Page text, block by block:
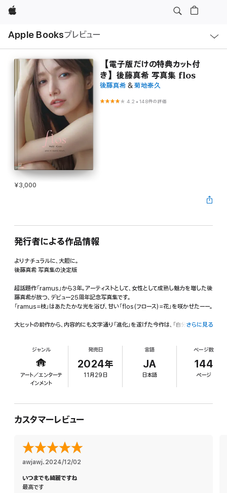
Apple
Apple Booksプレビュー
ル
【電子版だけの特典カット付
き】後藤真希 写真集 flos
後藤真希 &菊地泰久
4.2 •148件の評価
¥3,000
発行者による作品情報
よりナチュラルに、大胆に。
後藤真希 写真集の決定版
超話題作「ramus」から3年。アーティストとして、女性として成熟し魅力を増した後
藤真希が放つ、デビュー25周年記念写真集です。
「ramus=枝」はあたたかな光を浴び、甘い「flos(フロース)=花」を咲かせたーー。
大ヒットの前作から、内容的にも文字通り「進化」を遂げた今作は、「自分自身をほ
冬の山形では雪と戯れる無邪気な様子や、温泉のぬくもりにうっとりと微笑みを浮
かべる姿、朝の光のなか眠そうにこちらを見つめる浴衣をまとった後藤真希を。済
州島では海辺で、ベッドルームで、そして夜のプールでしなやかな肢体を解き放ち、
「ありのままの自分」を感じながら夏のひとときを楽しむ姿を。ヌーディーな世界に
「よりナチュラルに、より大胆に表現できた」
そう本人が語るこの写真集には、女性ファンもトリコにする透明感に満ちた「ゴマキ
らに解放的になった後藤真希の魅力に、ページをめくるたびに思わずハッとときめ
きを感じる一冊となっています。
チュラルなムードで、美しくセンシュアルな姿を披露した後藤真希。記念すべきアニ
バーサリーイヤーに、オトナのゆとりを自分らしく表現した写真の数々は見どころ満
さらに見る
ジャンル
アート／エンターテ
インメント
発売日
2024年
11月29日
言語
JA
日本語
ページ数
144
ページ
カスタマーレビュー
awjawj、 2024/12/02
いつまでも綺麗ですね
最高です